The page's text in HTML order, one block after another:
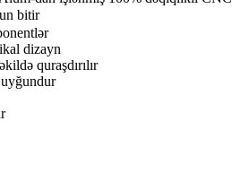
bitir
dizayn
quraşdırılır